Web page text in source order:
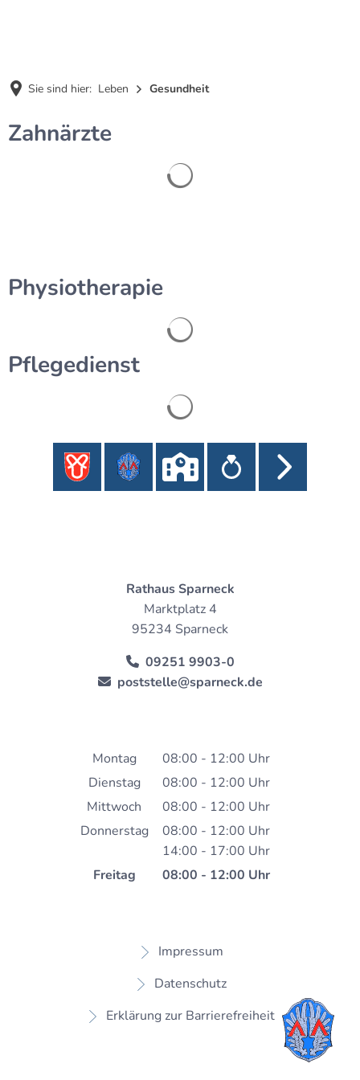
Sie sind hier: Leben Gesundheit
Zahnärzte
Physiotherapie
Pflegedienst
Rathaus Sparneck
Marktplatz 4
95234 Sparneck
09251 9903-0
poststelle@sparneck.de
Montag 08:00 - 12:00 Uhr
Von 08:00 bis 12:00 Uhr
Dienstag 08:00 - 12:00 Uhr
Von 08:00 bis 12:00 Uhr
Mittwoch 08:00 - 12:00 Uhr
Von 08:00 bis 12:00 Uhr
Donnerstag 08:00 - 12:00 Uhr
Von 08:00 bis 12:00 Uhr
14:00 - 17:00 Uhr
Von 14:00 bis 17:00 Uhr
Freitag 08:00 - 12:00 Uhr
Impressum
Datenschutz
Erklärung zur Barrierefreiheit